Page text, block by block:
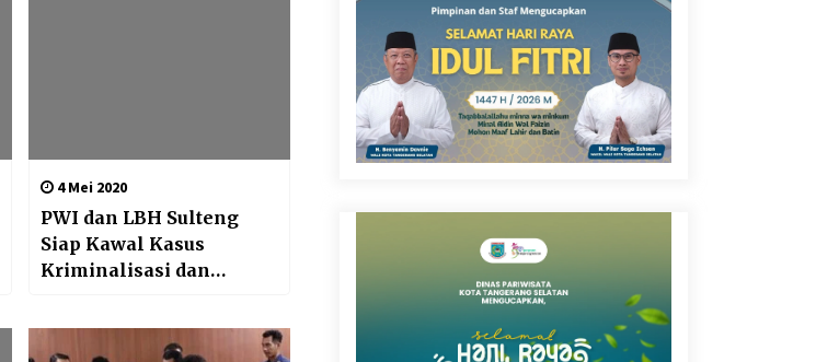
4 Mei 2020
PWI dan LBH Sulteng
Siap Kawal Kasus
Kriminalisasi dan
Jurnalistik di Sulteng